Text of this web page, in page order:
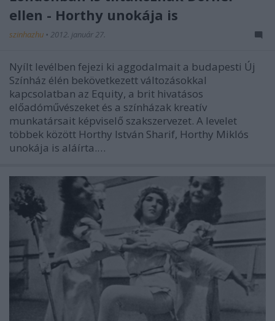
ellen - Horthy unokája is
szinhazhu • 2012. január 27.
Nyílt levélben fejezi ki aggodalmait a budapesti Új
Színház élén bekövetkezett változásokkal
kapcsolatban az Equity, a brit hivatásos
előadóművészeket és a színházak kreatív
munkatársait képviselő szakszervezet. A levelet
többek között Horthy István Sharif, Horthy Miklós
unokája is aláírta.…